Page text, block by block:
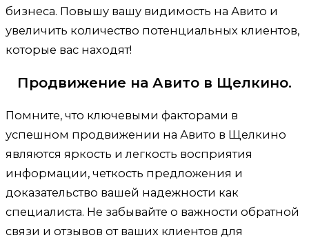
бизнеса. Повышу вашу видимость на Авито и
увеличить количество потенциальных клиентов,
которые вас находят!
Продвижение на Авито в Щелкино.
Помните, что ключевыми факторами в
успешном продвижении на Авито в Щелкино
являются яркость и легкость восприятия
информации, четкость предложения и
доказательство вашей надежности как
специалиста. Не забывайте о важности обратной
связи и отзывов от ваших клиентов для